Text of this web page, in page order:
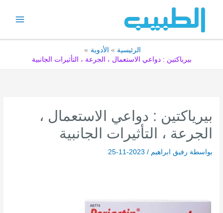
الرئيسية
الأدوية
بيرياكتين : دواعي الاستعمال ، الجرعة ، التأثيرات الجانبية
بيرياكتين : دواعي الاستعمال ،
الجرعة ، التأثيرات الجانبية
بواسطة رفيق ابراهيم/
2023-11-25